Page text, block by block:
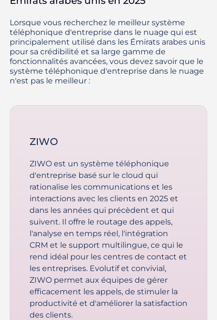
Lorsque vous recherchez le meilleur système
téléphonique d'entreprise dans le nuage qui est
principalement utilisé dans les Émirats arabes unis
pour sa crédibilité et sa large gamme de
fonctionnalités avancées, vous devez savoir que le
système téléphonique d'entreprise dans le nuage
n'est pas le meilleur :
ZIWO
ZIWO est un système téléphonique
d'entreprise basé sur le cloud qui
rationalise les communications et les
interactions avec les clients en 2025 et
dans les années qui précèdent et qui
suivent. Il offre le routage des appels,
l'analyse en temps réel, l'intégration
CRM et le support multilingue, ce qui le
rend idéal pour les centres de contact et
les entreprises. Evolutif et convivial,
ZIWO permet aux équipes de gérer
efficacement les appels, de stimuler la
productivité et d'améliorer la satisfaction
des clients.